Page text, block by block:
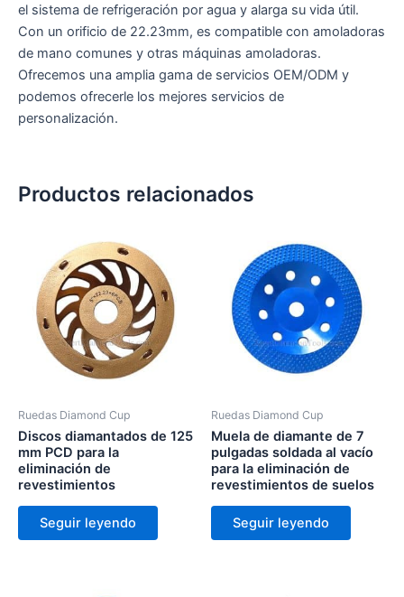
el sistema de refrigeración por agua y alarga su vida útil.
Con un orificio de 22.23mm, es compatible con amoladoras
de mano comunes y otras máquinas amoladoras.
Ofrecemos una amplia gama de servicios OEM/ODM y
podemos ofrecerle los mejores servicios de
personalización.
Productos relacionados
Ruedas Diamond Cup
Discos diamantados de 125
mm PCD para la
eliminación de
revestimientos
Seguir leyendo
Ruedas Diamond Cup
Muela de diamante de 7
pulgadas soldada al vacío
para la eliminación de
revestimientos de suelos
Seguir leyendo